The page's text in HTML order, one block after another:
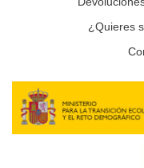
¿Quieres